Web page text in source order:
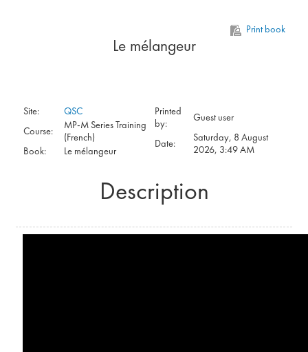
Print book
Le mélangeur
Site:
QSC
Course:
MP-M Series Training
(French)
Book:
Le mélangeur
Printed
by:
Guest user
Date:
Saturday, 8 August
2026, 3:49 AM
Description